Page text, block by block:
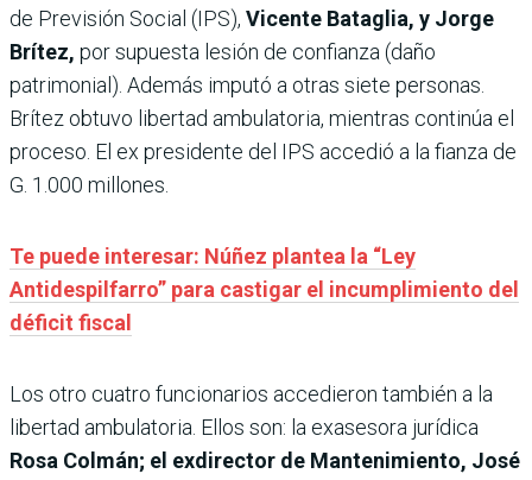
de Previsión Social (IPS), Vicente Bataglia, y Jorge
Brítez, por supuesta lesión de confianza (daño
patrimonial). Además imputó a otras siete personas.
Brítez obtuvo libertad ambulatoria, mientras continúa el
proceso. El ex presidente del IPS accedió a la fianza de
G. 1.000 millones.
Te puede interesar: Núñez plantea la “Ley
Antidespilfarro” para castigar el incumplimiento del
déficit fiscal
Los otro cuatro funcionarios accedieron también a la
libertad ambulatoria. Ellos son: la exasesora jurídica
Rosa Colmán; el exdirector de Mantenimiento, José